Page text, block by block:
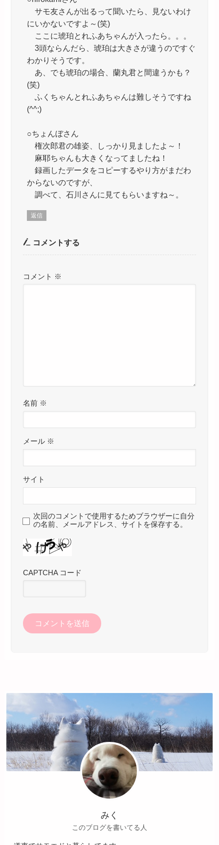
サモ友さんが出るって聞いたら、見ないわけ
にいかないですよ～(笑)
ここに琥珀とれふあちゃんが入ったら。。。
3頭ならんだら、琥珀は大きさが違うのですぐ
わかりそうです。
あ、でも琥珀の場合、蘭丸君と間違うかも？
(笑)
ふくちゃんとれふあちゃんは難しそうですね
(^^;)
○ちょんぼさん
権次郎君の雄姿、しっかり見ましたよ～！
麻耶ちゃんも大きくなってましたね！
録画したデータをコピーするやり方がまだわ
からないのですが、
調べて、石川さんに見てもらいますね～。
返信
コメントする
コメント ※
名前 ※
メール ※
サイト
次回のコメントで使用するためブラウザーに自分
の名前、メールアドレス、サイトを保存する。
CAPTCHA コード
みく
このブログを書いてる人